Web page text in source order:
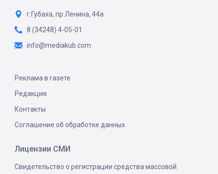
г.Губаха, пр.Ленина, 44а
8 (34248) 4-05-01
info@mediakub.com
Реклама в газете
Редакция
Контакты
Соглашение об обработке данных
Лицензии СМИ
Свидетельство о регистрации средства массовой